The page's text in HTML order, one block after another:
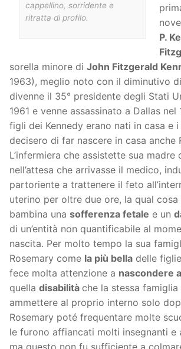
cappellino, sorridente e
ritratta di profilo.
P.
sorella minore di John Fitzgerald
1963), meglio noto con il diminutivo di
divenne il 35° presidente degli Stati
1961 e venne assassinato a Dallas
figli dei Kennedy erano nati in casa e
decisero di far nascere in casa anche
L’infermiera che assistette sua
nell’attesa che arrivasse il medico,
partoriente a trattenere il feto
uterino per oltre due ore, la qual cosa
bambina una sofferenza fetale e un
di un’entità non quantificabile al
nascita. Per molto tempo la sua
Rosemary come la più bella delle
fece molta attenzione a nascondere
quella disabilità che la stessa famiglia
ammettere al proprio interno solo
Rosemary poté frequentare molte
le furono affiancati molti insegnanti e